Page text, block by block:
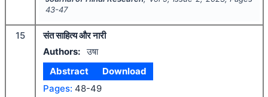
43-47
15
संत साहित्य और नारी
Authors: उषा
Abstract
Download
Pages: 48-49